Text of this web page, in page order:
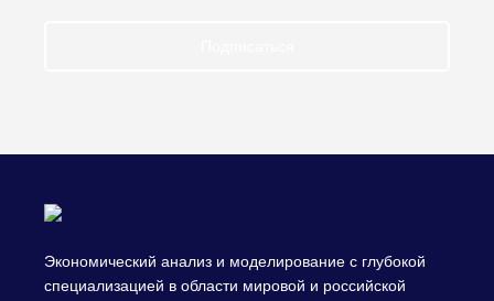
Экономический анализ и моделирование с глубокой
специализацией в области мировой и российской